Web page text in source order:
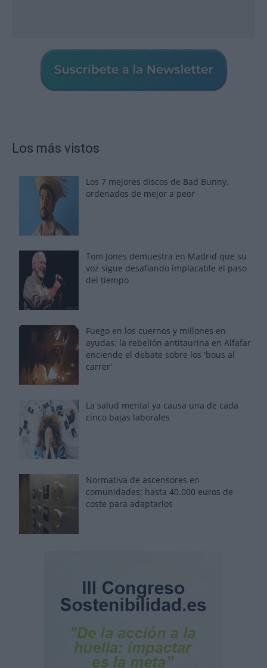
Los más vistos
Los 7 mejores discos de Bad Bunny,
ordenados de mejor a peor
Tom Jones demuestra en Madrid que su
voz sigue desafiando implacable el paso
del tiempo
Fuego en los cuernos y millones en
ayudas: la rebelión antitaurina en Alfafar
enciende el debate sobre los 'bous al
carrer'
La salud mental ya causa una de cada
cinco bajas laborales
Normativa de ascensores en
comunidades: hasta 40.000 euros de
coste para adaptarlos